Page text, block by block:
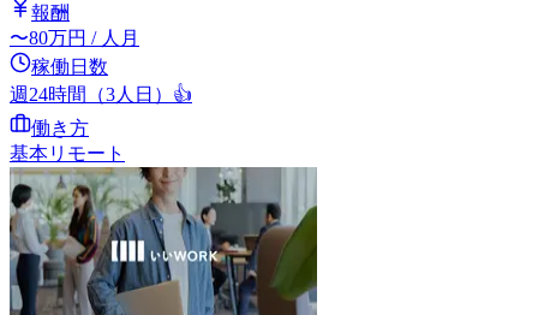
報酬
〜80万円 / 人月
稼働日数
週24時間（3人日） 👍
働き方
基本リモート